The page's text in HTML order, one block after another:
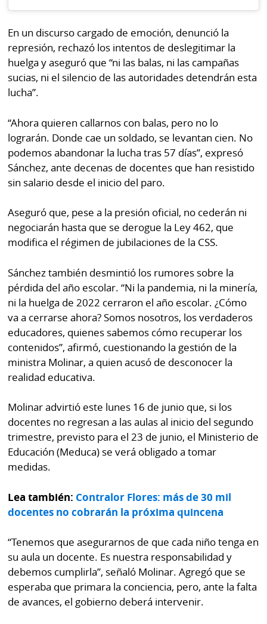
En un discurso cargado de emoción, denunció la
represión, rechazó los intentos de deslegitimar la
huelga y aseguró que “ni las balas, ni las campañas
sucias, ni el silencio de las autoridades detendrán esta
lucha”.
“Ahora quieren callarnos con balas, pero no lo
lograrán. Donde cae un soldado, se levantan cien. No
podemos abandonar la lucha tras 57 días”, expresó
Sánchez, ante decenas de docentes que han resistido
sin salario desde el inicio del paro.
Aseguró que, pese a la presión oficial, no cederán ni
negociarán hasta que se derogue la Ley 462, que
modifica el régimen de jubilaciones de la CSS.
Sánchez también desmintió los rumores sobre la
pérdida del año escolar. “Ni la pandemia, ni la minería,
ni la huelga de 2022 cerraron el año escolar. ¿Cómo
va a cerrarse ahora? Somos nosotros, los verdaderos
educadores, quienes sabemos cómo recuperar los
contenidos”, afirmó, cuestionando la gestión de la
ministra Molinar, a quien acusó de desconocer la
realidad educativa.
Molinar advirtió este lunes 16 de junio que, si los
docentes no regresan a las aulas al inicio del segundo
trimestre, previsto para el 23 de junio, el Ministerio de
Educación (Meduca) se verá obligado a tomar
medidas.
Lea también: Contralor Flores: más de 30 mil
docentes no cobrarán la próxima quincena
“Tenemos que asegurarnos de que cada niño tenga en
su aula un docente. Es nuestra responsabilidad y
debemos cumplirla”, señaló Molinar. Agregó que se
esperaba que primara la conciencia, pero, ante la falta
de avances, el gobierno deberá intervenir.